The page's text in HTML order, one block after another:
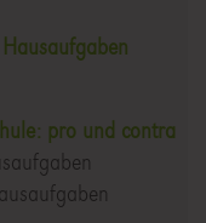
pro und contra